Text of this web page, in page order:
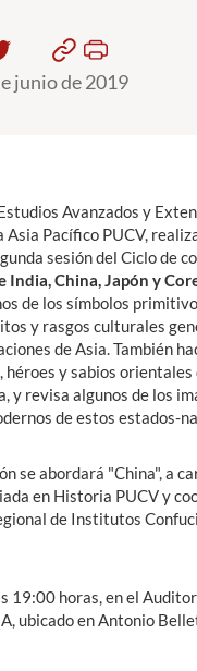
junio de 2019
Avanzados y
Asia Pacífico PUCV,
sesión del Ciclo de
India, China, Japón y
de los símbolos
y rasgos culturales
de Asia. También
héroes y sabios orientales
y revisa algunos de los
de estos estados-
se abordará "China", a
en Historia PUCV y
de Institutos
19:00 horas, en el
ubicado en Antonio